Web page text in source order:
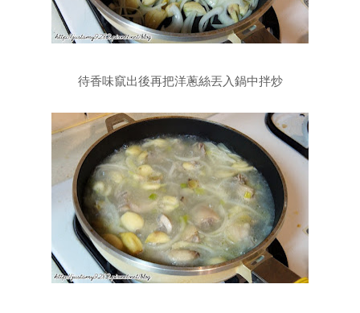
待香味竄出後再把洋蔥絲丟入鍋中拌炒